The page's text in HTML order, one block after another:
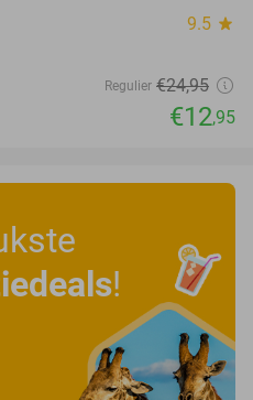
9.5 star
Regulier €24,95
€12,95
!